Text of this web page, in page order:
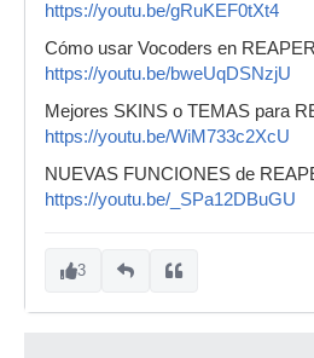
https://youtu.be/gRuKEF0tXt4
Cómo usar Vocoders en
https://youtu.be/bweUqDSNzjU
Mejores SKINS o TEMAS para
https://youtu.be/WiM733c2XcU
NUEVAS FUNCIONES de
https://youtu.be/_SPa12DBuGU
3